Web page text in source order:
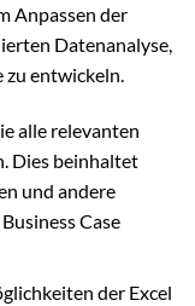
Anpassen der
Datenanalyse,
zu entwickeln.
alle relevanten
Dies beinhaltet
und andere
Case
der Excel